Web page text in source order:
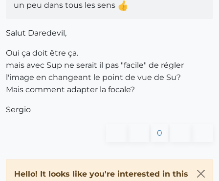
un peu dans tous les sens
Salut Daredevil,
Oui ça doit être ça.
mais avec Sup ne serait il pas "facile" de régler
l'image en changeant le point de vue de Su?
Mais comment adapter la focale?
Sergio
0
Hello! It looks like you're interested in this